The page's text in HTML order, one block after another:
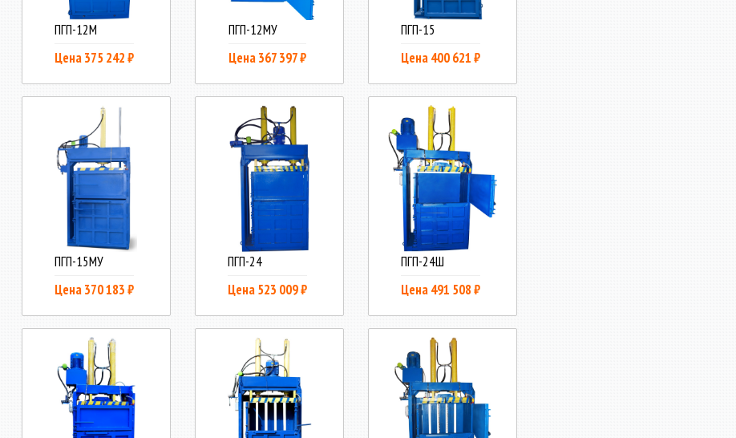
ПГП-12М
Цена 375 242 ₽
ПГП-12МУ
Цена 367 397 ₽
ПГП-15
Цена 400 621 ₽
ПГП-15МУ
Цена 370 183 ₽
ПГП-24
Цена 523 009 ₽
ПГП-24Ш
Цена 491 508 ₽